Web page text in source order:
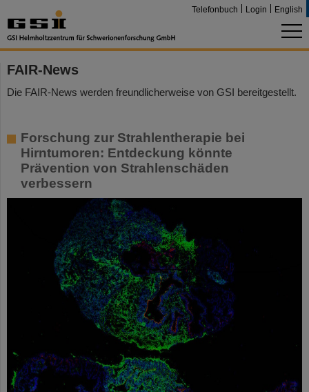
Telefonbuch Login English
FAIR-News
Die FAIR-News werden freundlicherweise von GSI bereitgestellt.
Forschung zur Strahlentherapie bei
Hirntumoren: Entdeckung könnte
Prävention von Strahlenschäden
verbessern